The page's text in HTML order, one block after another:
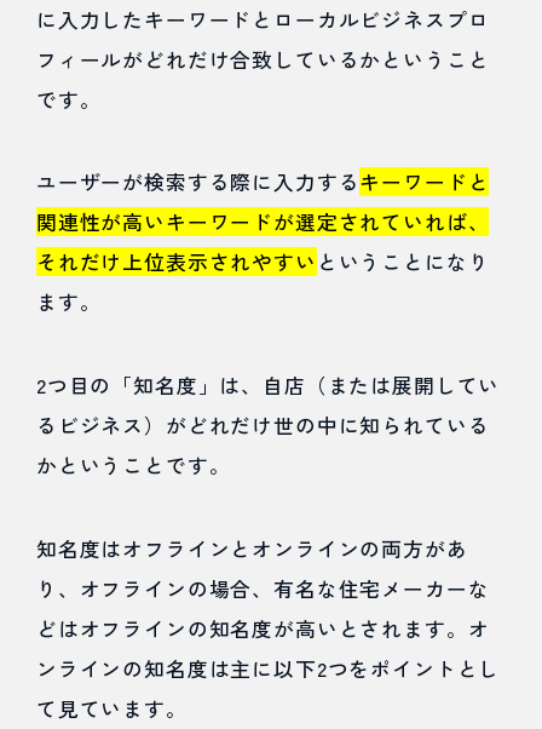
の選
び方
Webマ
ーケテ
ィング
いる
7.2
策に特
いる
7.3
に入力したキーワードとローカルビジネスプロ
フィールがどれだけ合致しているかということ
です。
ユーザーが検索する際に入力するキーワードと
関連性が高いキーワードが選定されていれば、
それだけ上位表示されやすい ということになり
ます。
2つ目の「知名度」は、自店（または展開してい
るビジネス）がどれだけ世の中に知られている
かということです。
知名度はオフラインとオンラインの両方があ
り、オフラインの場合、有名な住宅メーカーな
どはオフラインの知名度が高いとされます。オ
ンラインの知名度は主に以下2つをポイントとし
て見ています。